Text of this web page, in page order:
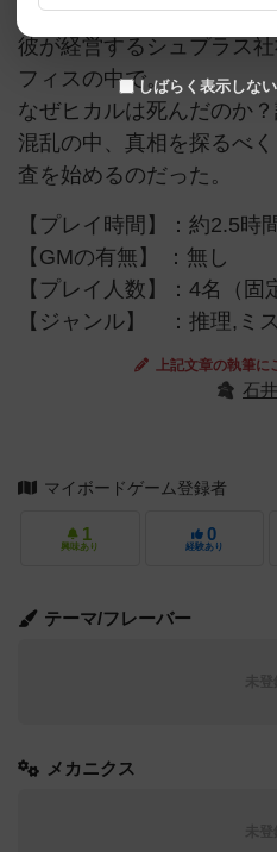
ヒカルは突如として死ん
彼が経営するシュプラス
フィスの中で。
なぜヒカルは死んだのか
混乱の中、真相を探るべ
査を始めるのだった。
【プレイ時間】：約2.5時
【GMの有無】 ：無し
【プレイ人数】：4名（固
【ジャンル】 ：推理,ミ
上記文章の執筆に
石
マイボードゲーム登録者
1
興味あり
0
経験あり
テーマ/フレーバー
メカニクス
しばらく表示しない